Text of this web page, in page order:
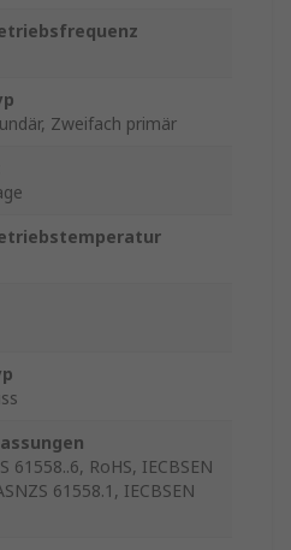
Zweifach primär
61558..6, RoHS, IECBSEN
61558.1, IECBSEN